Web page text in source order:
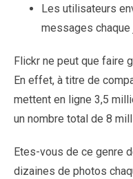
Les utilisateurs
messages chaque
Flickr ne peut que faire
En effet, à titre de
mettent en ligne 3,5
un nombre total de 8
Etes-vous de ce genre
dizaines de photos